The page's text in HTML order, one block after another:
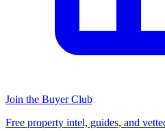
Join the Buyer Club
Free property intel, guides, and